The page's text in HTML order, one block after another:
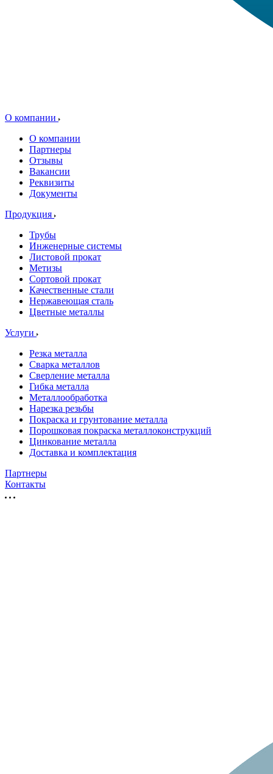
О компании
О компании
Партнеры
Отзывы
Вакансии
Реквизиты
Документы
Продукция
Трубы
Инженерные системы
Листовой прокат
Метизы
Сортовой прокат
Качественные стали
Нержавеющая сталь
Цветные металлы
Услуги
Резка металла
Сварка металлов
Сверление металла
Гибка металла
Металлообработка
Нарезка резьбы
Покраска и грунтование металла
Порошковая покраска металлоконструкций
Цинкование металла
Доставка и комплектация
Партнеры
Контакты